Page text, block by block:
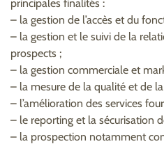
principales finalités :
– la gestion de l’accès et du
– la gestion et le suivi de la
prospects ;
– la gestion commerciale et
– la mesure de la qualité et de
– l’amélioration des services
– le reporting et la sécurisation
– la prospection notamment